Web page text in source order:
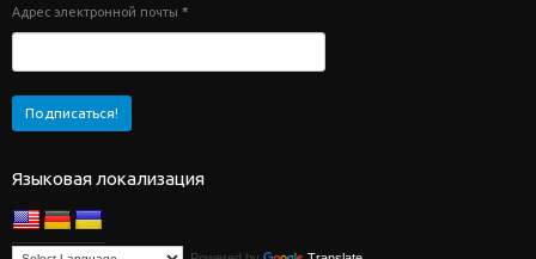
Адрес электронной почты *
Языковая локализация